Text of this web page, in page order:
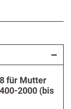
für Mutter
2000 (bis